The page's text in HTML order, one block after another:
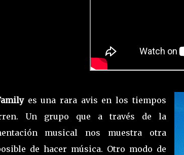
es una rara avis en los tiempos
Un grupo que a través de la
musical nos muestra otra
de hacer música. Otro modo de